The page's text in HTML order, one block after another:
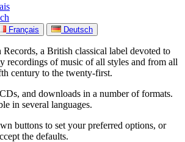
Français Deutsch
a British classical label devoted to
recordings of music of all styles and from all
century to the twenty-first.
and downloads in a number of formats.
in several languages.
buttons to set your preferred options, or
the defaults.